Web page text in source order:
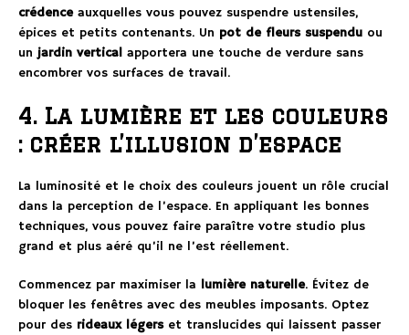
crédenceauxquelles vous pouvez suspendre ustensiles,
épices et petits contenants. Un pot de fleurs suspendu ou
unjardin vertical apportera une touche de verdure sans
encombrer vos surfaces de travail.
4. La lumière et les couleurs
: créer l’illusion d’espace
La luminosité et le choix des couleurs jouent un rôle crucial
dans la perception de l’espace. En appliquant les bonnes
techniques, vous pouvez faire paraître votre studio plus
grand et plus aéré qu’il ne l’est réellement.
Commencez par maximiser la lumière naturelle. Évitez de
bloquer les fenêtres avec des meubles imposants. Optez
pour des rideaux légerset translucides qui laissent passer